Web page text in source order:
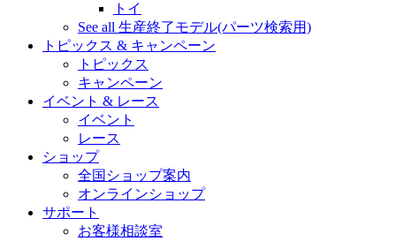
トイ
See all 生産終了モデル(パーツ検索用)
トピックス & キャンペーン
トピックス
キャンペーン
イベント & レース
イベント
レース
ショップ
全国ショップ案内
オンラインショップ
サポート
お客様相談室